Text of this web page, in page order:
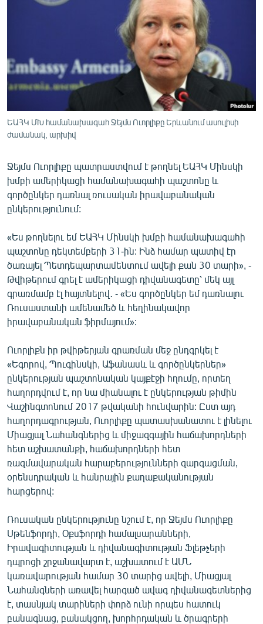
ՄԻՋԱԶԳԱՅԻՆ
ՄԵԿՆԱԲԱՆՈՒԹՅՈՒՆ
ՏՏ ԵՒ ԻՆՏԵՐՆԵՏ
ԱՐԽԻՎ
ԲԱՆԱՎԵՃ
ՁԳՏԵԼՈՎ ԼԱՎԱԳՈՒՅՆԻՆ
Հայերեն
English
Русский
ՀԵՏԵՎԵՔ ՄԵԶ
«Ազատության» բոլոր կայքերը
ԵԱՀԿ ՄԽ համանախագահ Ջեյմս Ուորլիքը Երևանում ասուլիսի
ժամանակ, արխիվ
Ջեյմս Ուորլիքը պատրաստվում է թողնել ԵԱՀԿ Մինսկի
խմբի ամերիկացի համանախագահի պաշտոնը և
գործընկեր դառնալ ռուսական իրավաբանական
ընկերությունում:
«Ես թողնելու եմ ԵԱՀԿ Մինսկի խմբի համանախագահի
պաշտոնը դեկտեմբերի 31-ին: Ինձ համար պատիվ էր
ծառայել Պետդեպարտամենտում ավելի քան 30 տարի», -
Թվիթերում գրել է ամերիկացի դիվանագետը՝ մեկ այլ
գրառմամբ էլ հայտնելով․ - «Ես գործընկեր եմ դառնալու
Ռուսաստանի ամենամեծ և հեղինակավոր
իրավաբանական ֆիրմայում»:
Ուորլիքն իր թվիթերյան գրառման մեջ ընդգրկել է
«Եգորով, Պուգինսկի, Աֆանասև և գործընկերներ»
ընկերության պաշտոնական կայքէջի հղումը, որտեղ
հաղորդվում է, որ նա միանալու է ընկերության թիմին
Վաշինգտոնում 2017 թվականի հունվարին: Ըստ այդ
հաղորդագրության, Ուորլիքը պատասխանատու է լինելու
Միացյալ Նահանգներից և միջազգային հաճախորդների
հետ աշխատանքի, հաճախորդների հետ
ռազմավարական հարաբերությունների զարգացման,
օրենսդրական և հանրային քաղաքականության
հարցերով:
Ռուսական ընկերությունը նշում է, որ Ջեյմս Ուորլիքը
Սթենֆորդի, Օքսֆորդի համալսարանների,
Իրավագիտության և դիվանագիտության Ֆլեթչերի
դպրոցի շրջանավարտ է, աշխատում է ԱՄՆ
կառավարության համար 30 տարից ավելի, Միացյալ
Նահանգների առավել հարգած ավագ դիվանագետներից
է, տասնյակ տարիների փորձ ունի որպես հատուկ
բանագնաց, բանակցող, խորհրդական և ծրագրերի